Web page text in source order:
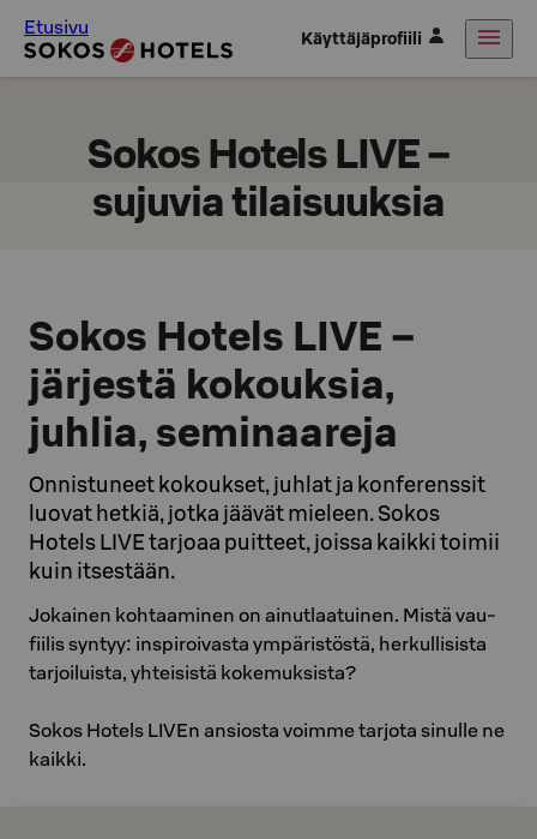
Etusivu Käyttäjäprofiili
Sokos Hotels LIVE –
sujuvia tilaisuuksia
Sokos Hotels LIVE –
järjestä kokouksia,
juhlia, seminaareja
Onnistuneet kokoukset, juhlat ja konferenssit
luovat hetkiä, jotka jäävät mieleen. Sokos
Hotels LIVE tarjoaa puitteet, joissa kaikki toimii
kuin itsestään.
Jokainen kohtaaminen on ainutlaatuinen. Mistä vau-
fiilis syntyy: inspiroivasta ympäristöstä, herkullisista
tarjoiluista, yhteisistä kokemuksista?
Sokos Hotels LIVEn ansiosta voimme tarjota sinulle ne
kaikki.